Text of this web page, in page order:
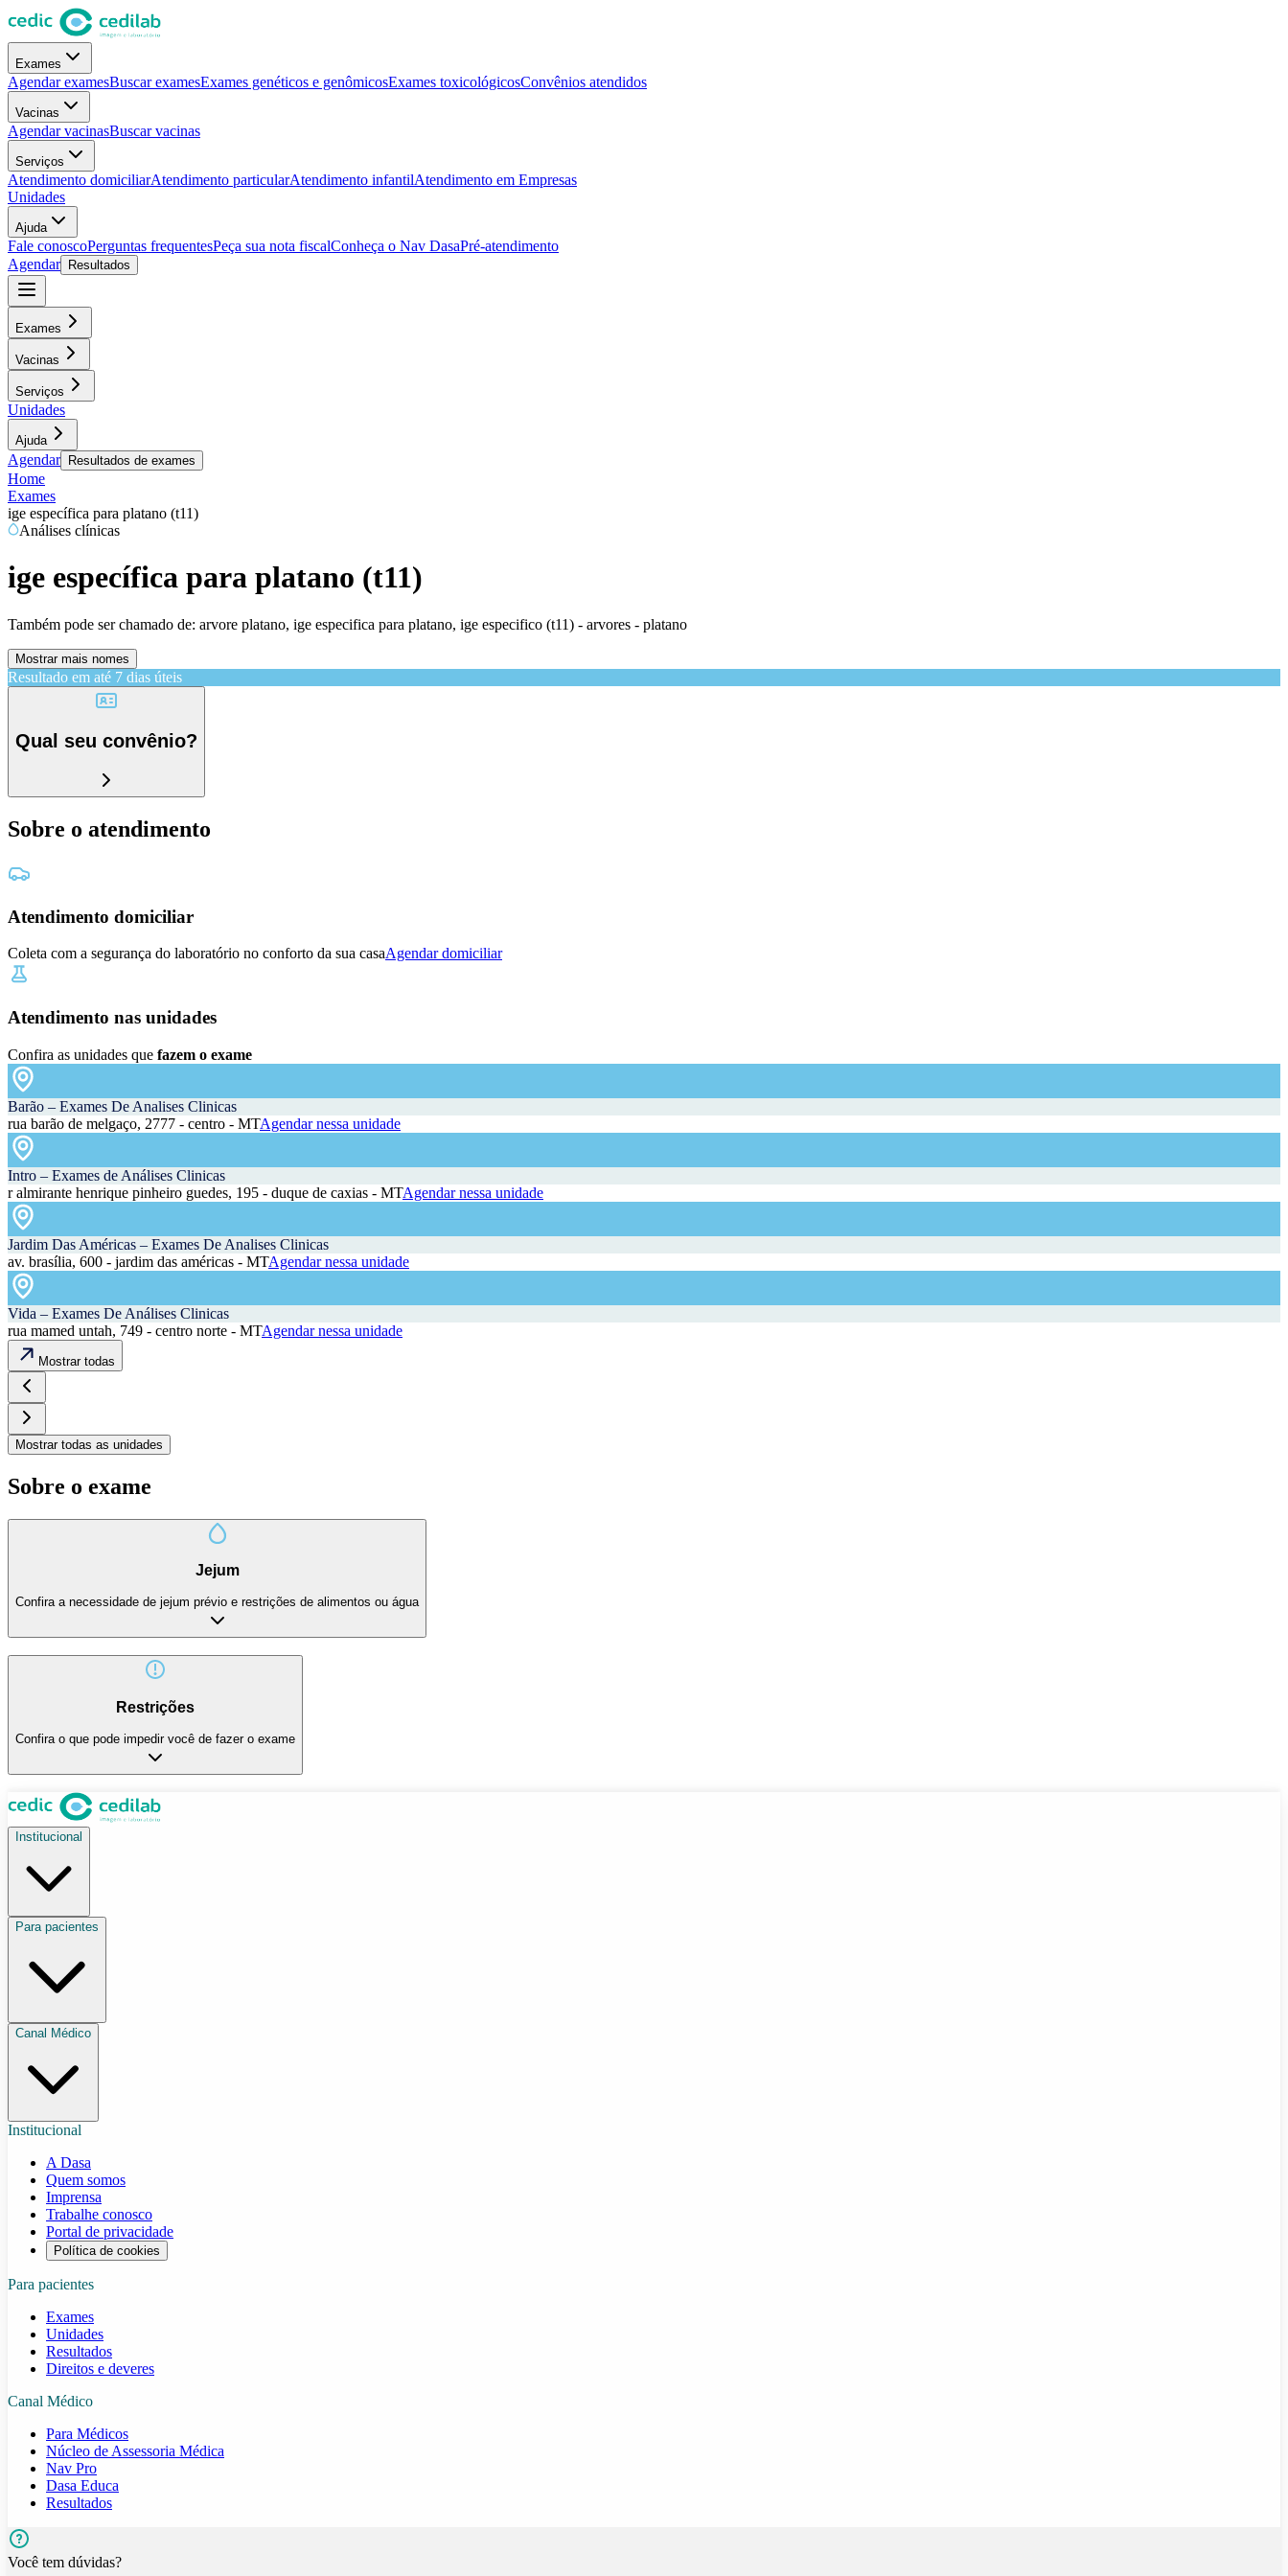
Exames
Agendar examesBuscar examesExames genéticos e genômicosExames toxicológicosConvênios atendidos
Vacinas
Agendar vacinasBuscar vacinas
Serviços
Atendimento domiciliarAtendimento particularAtendimento infantilAtendimento em Empresas
Unidades
Ajuda
Fale conoscoPerguntas frequentesPeça sua nota fiscalConheça o Nav DasaPré-atendimento
Agendar
Resultados
Exames
Vacinas
Serviços
Unidades
Ajuda
Agendar Resultados de exames
Home
Exames
ige específica para platano (t11)
Análises clínicas
ige específica para platano (t11)
Também pode ser chamado de: arvore platano, ige especifica para platano, ige especifico (t11) - arvores - platano
Mostrar mais nomes
Resultado em até 7 dias úteis
Qual seu convênio?
Sobre o atendimento
Atendimento domiciliar
Coleta com a segurança do laboratório no conforto da sua casaAgendar domiciliar
Atendimento nas unidades
Confira as unidades que fazem o exame
Barão – Exames De Analises Clinicas
rua barão de melgaço, 2777 - centro - MTAgendar nessa unidade
Intro – Exames de Análises Clinicas
r almirante henrique pinheiro guedes, 195 - duque de caxias - MTAgendar nessa unidade
Jardim Das Américas – Exames De Analises Clinicas
av. brasília, 600 - jardim das américas - MTAgendar nessa unidade
Vida – Exames De Análises Clinicas
rua mamed untah, 749 - centro norte - MTAgendar nessa unidade
Mostrar todas
Mostrar todas as unidades
Sobre o exame
Jejum
Confira a necessidade de jejum prévio e restrições de alimentos ou água
Restrições
Confira o que pode impedir você de fazer o exame
Institucional
Para pacientes
Canal Médico
Institucional
A Dasa
Quem somos
Imprensa
Trabalhe conosco
Portal de privacidade
Política de cookies
Para pacientes
Exames
Unidades
Resultados
Direitos e deveres
Canal Médico
Para Médicos
Núcleo de Assessoria Médica
Nav Pro
Dasa Educa
Resultados
Você tem dúvidas?